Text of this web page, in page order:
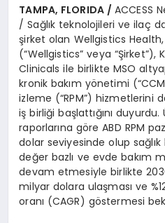
TAMPA, FLORIDA /ACCESS
/ Sağlık teknolojileri ve ilaç
şirket olan Wellgistics Health,
(“Wellgistics” veya
Clinicals ile birlikte MSO
kronik bakım yönetimi
izleme (“RPM”) hizmetlerini
iş birliği başlattığını
raporlarına göre ABD RPM
dolar seviyesinde olup sağlık
değer bazlı ve evde bakım
devam etmesiyle birlikte
milyar dolara ulaşması ve
oranı (CAGR) göstermesi